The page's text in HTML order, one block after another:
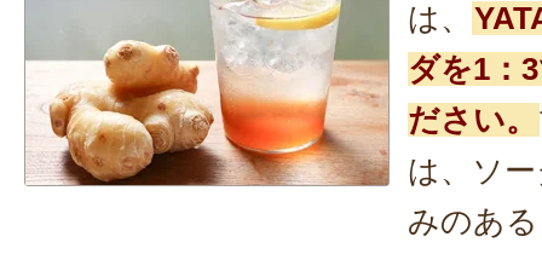
は、
ダを1：
ださい。
は、ソ
みのあ